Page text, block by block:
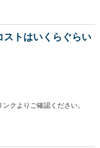
ストはいくらぐらい
クよりご確認ください。